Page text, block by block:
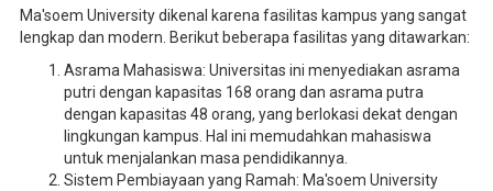
Ma'soem University dikenal karena fasilitas kampus yang sangat
lengkap dan modern. Berikut beberapa fasilitas yang ditawarkan:
Asrama Mahasiswa: Universitas ini menyediakan asrama
putri dengan kapasitas 168 orang dan asrama putra
dengan kapasitas 48 orang, yang berlokasi dekat dengan
lingkungan kampus. Hal ini memudahkan mahasiswa
untuk menjalankan masa pendidikannya.
Sistem Pembiayaan yang Ramah: Ma'soem University